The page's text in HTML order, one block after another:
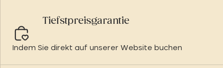
Tiefstpreisgarantie
Indem Sie direkt auf unserer Website buchen